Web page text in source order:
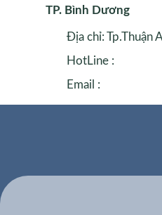
TP. Bình Dương
Địa chỉ: Tp.Thuận
HotLine :
Email :